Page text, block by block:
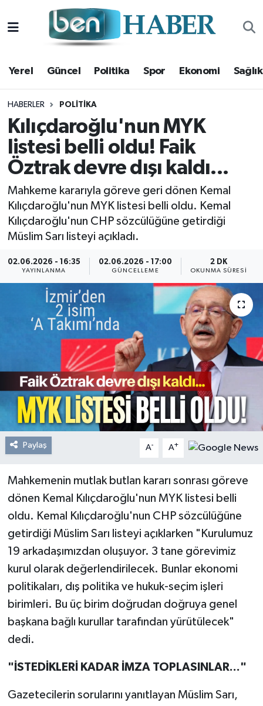
Yerel Güncel Politika Spor Ekonomi Sağlık
HABERLER POLITIKA
Kılıçdaroğlu'nun MYK
listesi belli oldu! Faik
Öztrak devre dışı kaldı...
Mahkeme kararıyla göreve geri dönen Kemal
Kılıçdaroğlu'nun MYK listesi belli oldu. Kemal
Kılıçdaroğlu'nun CHP sözcülüğüne getirdiği
Müslim Sarı listeyi açıkladı.
02.06.2026 - 16:35
YAYINLANMA
02.06.2026 - 17:00
GÜNCELLEME
2 DK
OKUNMA SÜRESI
Paylaş A- A+
Mahkemenin mutlak butlan kararı sonrası göreve
dönen Kemal Kılıçdaroğlu'nun MYK listesi belli
oldu. Kemal Kılıçdaroğlu'nun CHP sözcülüğüne
getirdiği Müslim Sarı listeyi açıklarken "Kurulumuz
19 arkadaşımızdan oluşuyor. 3 tane görevimiz
kurul olarak değerlendirilecek. Bunlar ekonomi
politikaları, dış politika ve hukuk-seçim işleri
birimleri. Bu üç birim doğrudan doğruya genel
başkana bağlı kurullar tarafından yürütülecek"
dedi.
"İSTEDİKLERİ KADAR İMZA TOPLASINLAR..."
Gazetecilerin sorularını yanıtlayan Müslim Sarı,
Yerel
Güncel
Politika
Spor
Ekonomi
Sağlık
Magazin
Resmi Reklam
Röportajlar
Hava Durumu
Trafik Durumu
Süper Lig Puan Durumu ve Fikstür
Tüm Manşetler
Son Dakika Haberleri
Haber Arşivi